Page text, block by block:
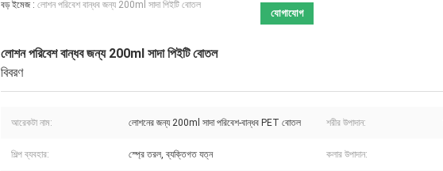
বড় ইমেজ : লোশন পরিবেশ বান্ধব জন্য 200ml সাদা পিইটি বোতল
যোগাযোগ
লোশন পরিবেশ বান্ধব জন্য 200ml সাদা পিইটি বোতল
বিবরণ
আরেকটা নাম: লোশনের জন্য 200ml সাদা পরিবেশ-বান্ধব PET বোতল শরীর উপাদান:
শিল্প ব্যবহার: স্প্রে তরল, ব্যক্তিগত যত্ন কলার উপাদান: